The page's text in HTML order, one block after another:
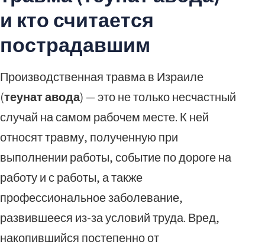
и кто считается
пострадавшим
Производственная травма в Израиле
(теунат авода) — это не только несчастный
случай на самом рабочем месте. К ней
относят травму, полученную при
выполнении работы, событие по дороге на
работу и с работы, а также
профессиональное заболевание,
развившееся из-за условий труда. Вред,
накопившийся постепенно от